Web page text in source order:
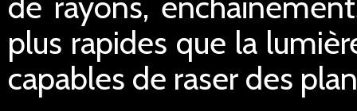
plus rapides que la
capables de raser des